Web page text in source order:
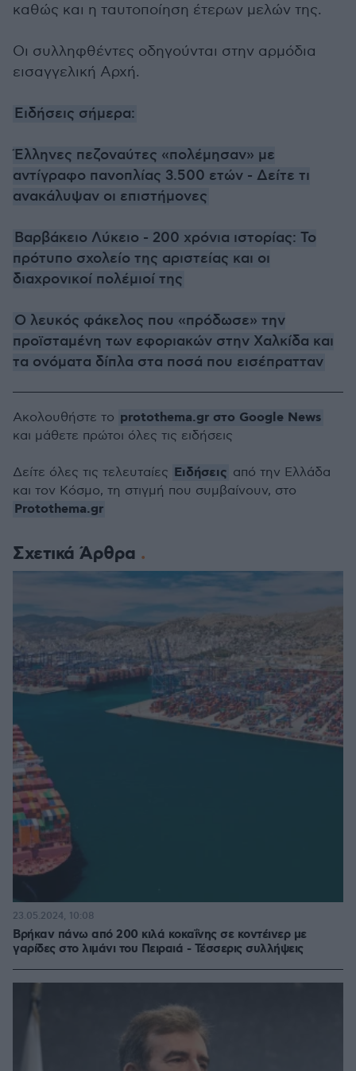
καθώς και η ταυτοποίηση έτερων μελών της.
Οι συλληφθέντες οδηγούνται στην αρμόδια
εισαγγελική Αρχή.
Ειδήσεις σήμερα:
Έλληνες πεζοναύτες «πολέμησαν» με
αντίγραφο πανοπλίας 3.500 ετών - Δείτε τι
ανακάλυψαν οι επιστήμονες
Βαρβάκειο Λύκειο - 200 χρόνια ιστορίας: Το
πρότυπο σχολείο της αριστείας και οι
διαχρονικοί πολέμιοί της
Ο λευκός φάκελος που «πρόδωσε» την
προϊσταμένη των εφοριακών στην Χαλκίδα και
τα ονόματα δίπλα στα ποσά που εισέπρατταν
Σχετικά Άρθρα
Βρήκαν πάνω από 200 κιλά κοκαΐνης σε κοντέινερ με
γαρίδες στο λιμάνι του Πειραιά - Τέσσερις συλλήψεις
23.05.2024, 10:08
Ακολουθήστε το protothema.gr στο Google News
και μάθετε πρώτοι όλες τις ειδήσεις
Δείτε όλες τις τελευταίες Ειδήσεις από την Ελλάδα
και τον Κόσμο, τη στιγμή που συμβαίνουν, στο
Protothema.gr